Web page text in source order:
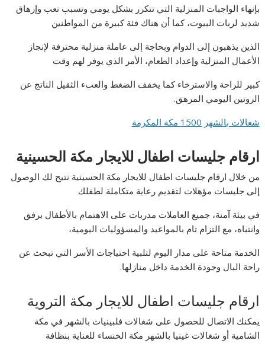
بإنهاء الواجبات المنزلية التي تتكرر بشكل يومي وتسبب تعب وإرهاق
شديد لربات البيوت، كما أن هناك فئة كبيرة من المواطنين
الذين يذهبون إلى الدوام وبحاجة إلى عاملة منزلية محترفة لإنجاز
الأعمال المنزلية وإعداد الطعام، الأمر الذي يوفر لهم وقت
كبير للراحة والاسترخاء كما يخفف الضغط والعبء الثقيل الناتج عن
الروتين اليومي المرهق.
شغالات بالشهر 1500 مكة المكرمة
ارقام جليسات اطفال للايجار مكة الحسينية
من خلال ارقام جليسات اطفال للايجار مكة الحسينية نتيح لك الوصول
إلى جليسات مؤهلات لتقديم رعاية متكاملة لطفلك
في بيئة آمنة، جميع العاملات مدربات على الاهتمام بالأطفال برفق
وانتباه، مع التزام تام بالمواعيد والمسؤوليات اليومية،
الخدمة متاحة على مدار اليوم لتلبية احتياجات الأسر التي تبحث عن
راحة البال وجودة الخدمة داخل منازلها.
ارقام جليسات اطفال للايجار مكة التروية
يمكنك الاتصال للحصول على شغالات فلبينيات بالشهر في مكة
الشامية أو شغالات غينيا بالشهر مكة الخنساء للعناية بنظافة